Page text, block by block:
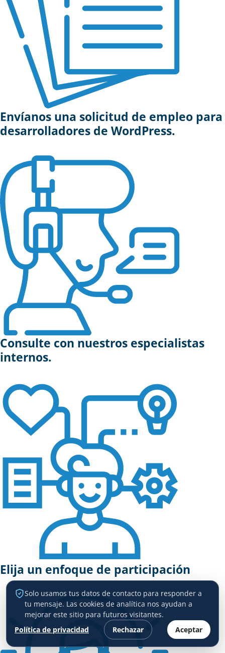
Envíanos una solicitud de empleo para
desarrolladores de WordPress.
Consulte con nuestros especialistas
internos.
Elija un enfoque de participación
Solo usamos tus datos de contacto para responder a
tu mensaje. Las cookies de analítica nos ayudan a
mejorar este sitio para futuros visitantes.
Política de privacidad
Rechazar Aceptar